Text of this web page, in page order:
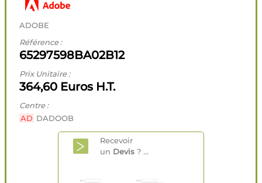
ADOBE
Référence :
65297598BA02B12
Prix Unitaire :
364,60 Euros H.T.
Centre :
AD DADOOB
Recevoir
un Devis ? ...